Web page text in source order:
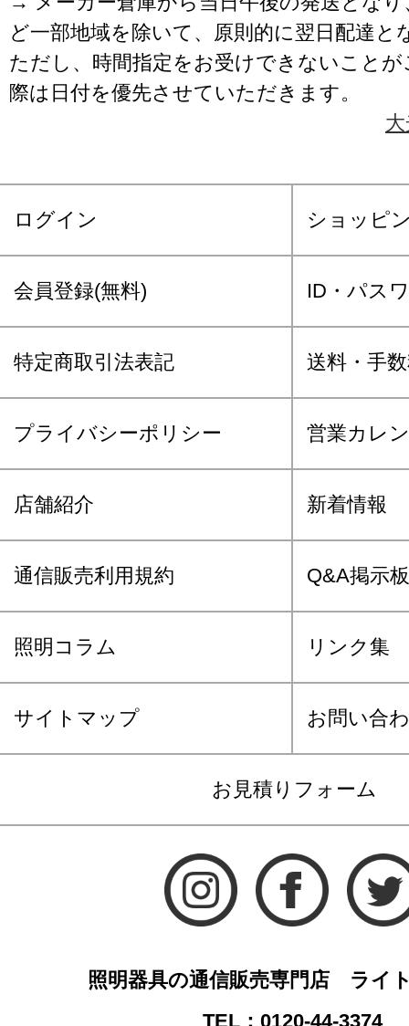
ど一部地域を除いて、原則的に翌日配達と
ただし、時間指定をお受けできないこと
際は日付を優先させていただきます。
ログイン ショッピ
会員登録(無料) ID・パス
特定商取引法表記 送料・手
プライバシーポリシー 営業カレ
店舗紹介 新着情報
通信販売利用規約 Q&A掲示板
照明コラム リンク集
サイトマップ お問い合
お見積りフォーム
照明器具の通信販売専門店 ライ
TEL：0120-44-3374